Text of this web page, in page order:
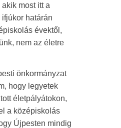
most itt a
határán
évektől,
nem az életre
önkormányzat
hogy legyetek
életpályátokon,
a középiskolás
Újpesten mindig